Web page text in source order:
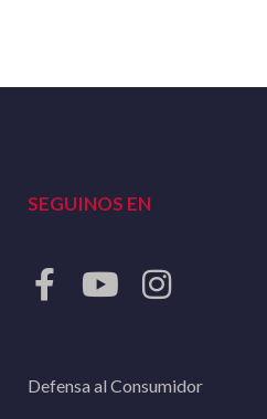
SEGUINOS EN
Defensa al Consumidor